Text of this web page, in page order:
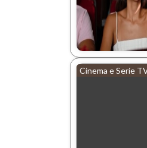
Cinema e Serie